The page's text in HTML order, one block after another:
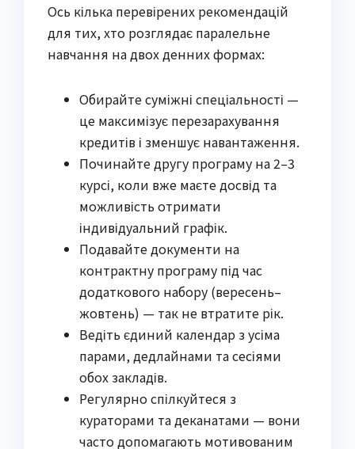
Ось кілька перевірених рекомендацій
для тих, хто розглядає паралельне
навчання на двох денних формах:
Обирайте суміжні спеціальності —
це максимізує перезарахування
кредитів і зменшує навантаження.
Починайте другу програму на 2–3
курсі, коли вже маєте досвід та
можливість отримати
індивідуальний графік.
Подавайте документи на
контрактну програму під час
додаткового набору (вересень–
жовтень) — так не втратите рік.
Ведіть єдиний календар з усіма
парами, дедлайнами та сесіями
обох закладів.
Регулярно спілкуйтеся з
кураторами та деканатами — вони
часто допомагають мотивованим